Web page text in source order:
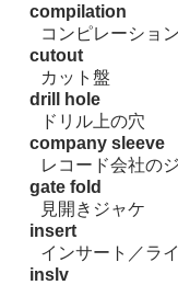
compilation
コンピレーション
cutout
カット盤
drill hole
ドリル上の穴
company sleeve
レコード会社の
gate fold
見開きジャケ
insert
インサート／ラ
inslv